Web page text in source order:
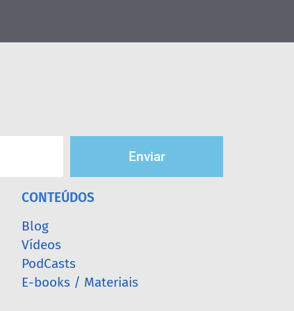
Enviar
CONTEÚDOS
Blog
Vídeos
PodCasts
E-books / Materiais